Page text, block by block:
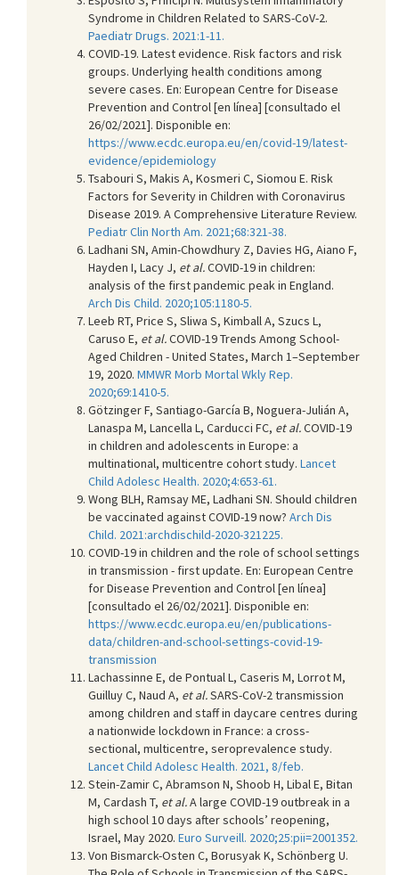
Syndrome in Children Related to SARS-CoV-2.
Paediatr Drugs. 2021:1-11.
COVID-19. Latest evidence. Risk factors and risk
groups. Underlying health conditions among
severe cases. En: European Centre for Disease
Prevention and Control [en línea] [consultado el
26/02/2021]. Disponible en:
https://www.ecdc.europa.eu/en/covid-19/latest-
evidence/epidemiology
Tsabouri S, Makis A, Kosmeri C, Siomou E. Risk
Factors for Severity in Children with Coronavirus
Disease 2019. A Comprehensive Literature Review.
Pediatr Clin North Am. 2021;68:321-38.
Ladhani SN, Amin-Chowdhury Z, Davies HG, Aiano F,
Hayden I, Lacy J, et al.COVID-19 in children:
analysis of the first pandemic peak in England.
Arch Dis Child. 2020;105:1180-5.
Leeb RT, Price S, Sliwa S, Kimball A, Szucs L,
Caruso E, et al.COVID-19 Trends Among School-
Aged Children - United States, March 1–September
19, 2020. MMWR Morb Mortal Wkly Rep.
2020;69:1410-5.
Götzinger F, Santiago-García B, Noguera-Julián A,
Lanaspa M, Lancella L, Carducci FC, et al.COVID-19
in children and adolescents in Europe: a
multinational, multicentre cohort study. Lancet
Child Adolesc Health. 2020;4:653-61.
Wong BLH, Ramsay ME, Ladhani SN. Should children
be vaccinated against COVID-19 now? Arch Dis
Child. 2021:archdischild-2020-321225.
COVID-19 in children and the role of school settings
in transmission - first update. En: European Centre
for Disease Prevention and Control [en línea]
[consultado el 26/02/2021]. Disponible en:
https://www.ecdc.europa.eu/en/publications-
data/children-and-school-settings-covid-19-
transmission
Lachassinne E, de Pontual L, Caseris M, Lorrot M,
Guilluy C, Naud A, et al.SARS-CoV-2 transmission
among children and staff in daycare centres during
a nationwide lockdown in France: a cross-
sectional, multicentre, seroprevalence study.
Lancet Child Adolesc Health. 2021, 8/feb.
Stein-Zamir C, Abramson N, Shoob H, Libal E, Bitan
M, Cardash T, et al.A large COVID-19 outbreak in a
high school 10 days after schools’ reopening,
Israel, May 2020. Euro Surveill. 2020;25:pii=2001352.
Von Bismarck-Osten C, Borusyak K, Schönberg U.